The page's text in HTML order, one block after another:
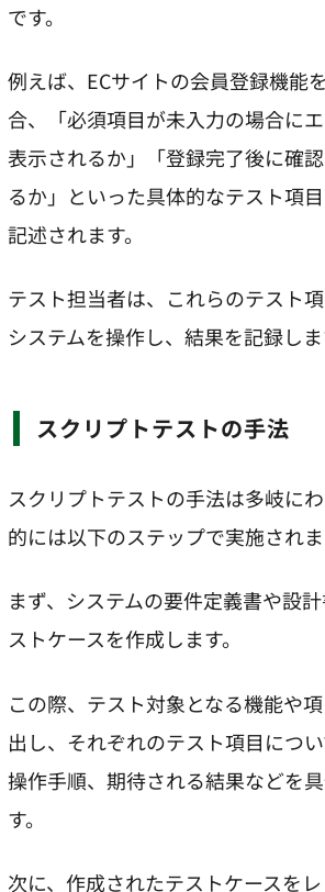
です。
例えば、ECサイトの会員登録機能
合、「必須項目が未入力の場合に
表示されるか」「登録完了後に確
るか」といった具体的なテスト項
記述されます。
テスト担当者は、これらのテスト
システムを操作し、結果を記録しま
スクリプトテストの手法
スクリプトテストの手法は多岐に
的には以下のステップで実施されま
まず、システムの要件定義書や設
ストケースを作成します。
この際、テスト対象となる機能や
出し、それぞれのテスト項目につい
操作手順、期待される結果などを
す。
次に、作成されたテストケースを